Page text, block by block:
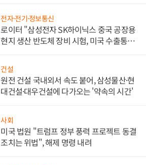
전자·전기·정보통신
로이터 "삼성전자 SK하이닉스 중국 공장용
현지 생산 반도체 장비 시험, 미국 수출통제
건설
원전 건설 국내외서 속도 붙어, 삼성물산·현
대건설·대우건설에 다가오는 '약속의 시간'
사회
미국 법원 "트럼프 정부 풍력 프로젝트 동결
조치는 위법", 해제 명령 내려